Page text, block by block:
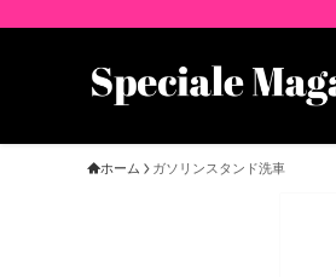
ホーム ガソリンスタンド洗車